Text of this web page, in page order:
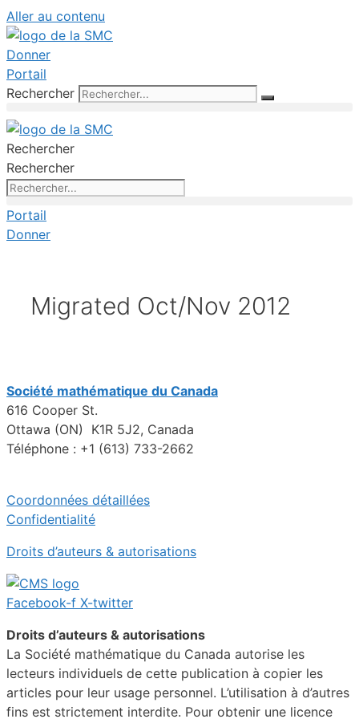
Aller au contenu
Donner
Portail
Rechercher
Rechercher
Rechercher
Portail
Donner
Migrated Oct/Nov 2012
Société mathématique du Canada
616 Cooper St.
Ottawa (ON) K1R 5J2, Canada
Téléphone : +1 (613) 733-2662
Coordonnées détaillées
Confidentialité
Droits d’auteurs & autorisations
Facebook-f X-twitter
Droits d’auteurs & autorisations
La Société mathématique du Canada autorise les
lecteurs individuels de cette publication à copier les
articles pour leur usage personnel. L’utilisation à d’autres
fins est strictement interdite. Pour obtenir une licence